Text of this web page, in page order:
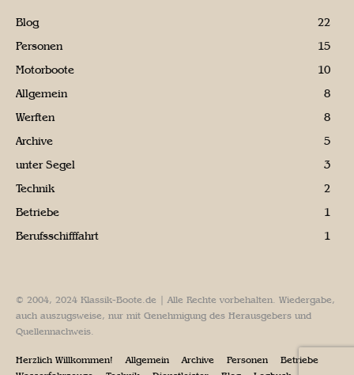
Blog
22
Personen
15
Motorboote
10
Allgemein
8
Werften
8
Archive
5
unter Segel
3
Technik
2
Betriebe
1
Berufsschifffahrt
1
© 2004, 2024 Klassik-Boote.de | Alle Rechte vorbehalten. Wiedergabe,
auch auszugsweise, nur mit Genehmigung des Herausgebers und
Quellennachweis.
Herzlich Willkommen! Allgemein Archive Personen
Betriebe